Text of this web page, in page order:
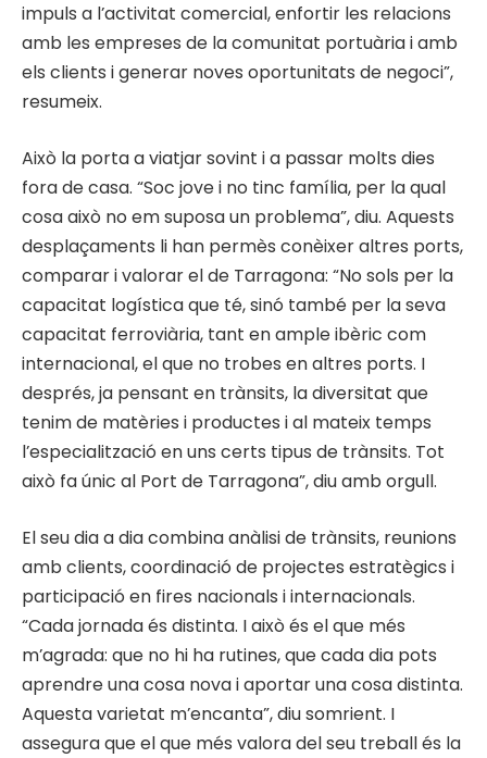
impuls a l’activitat comercial, enfortir les relacions
amb les empreses de la comunitat portuària i amb
els clients i generar noves oportunitats de negoci”,
resumeix.
Això la porta a viatjar sovint i a passar molts dies
fora de casa. “Soc jove i no tinc família, per la qual
cosa això no em suposa un problema”, diu. Aquests
desplaçaments li han permès conèixer altres ports,
comparar i valorar el de Tarragona: “No sols per la
capacitat logística que té, sinó també per la seva
capacitat ferroviària, tant en ample ibèric com
internacional, el que no trobes en altres ports. I
després, ja pensant en trànsits, la diversitat que
tenim de matèries i productes i al mateix temps
l’especialització en uns certs tipus de trànsits. Tot
això fa únic al Port de Tarragona”, diu amb orgull.
El seu dia a dia combina anàlisi de trànsits, reunions
amb clients, coordinació de projectes estratègics i
participació en fires nacionals i internacionals.
“Cada jornada és distinta. I això és el que més
m’agrada: que no hi ha rutines, que cada dia pots
aprendre una cosa nova i aportar una cosa distinta.
Aquesta varietat m’encanta”, diu somrient. I
assegura que el que més valora del seu treball és la